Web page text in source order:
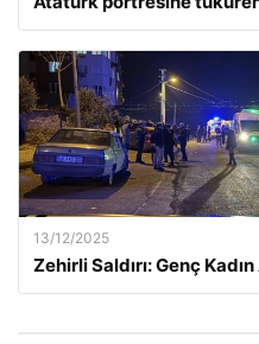
13/12/2025
Zehirli Saldırı: Genç